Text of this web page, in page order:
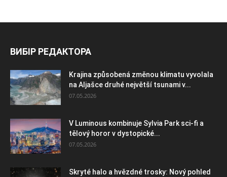
ВИБІР РЕДАКТОРА
Krajina způsobená změnou klimatu vyvolala
na Aljašce druhé největší tsunami v...
07.05.2026
V Luminous kombinuje Sylvia Park sci-fi a
tělový horor v dystopické...
07.05.2026
Skryté halo a hvězdné trosky: Nový pohled